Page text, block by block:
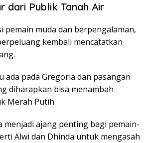
dari Publik Tanah Air
pemain muda dan berpengalaman,
kembali mencatatkan
ada pada Gregoria dan pasangan
diharapkan bisa menambah
Merah Putih.
menjadi ajang penting bagi pemain-
Alwi dan Dhinda untuk mengasah